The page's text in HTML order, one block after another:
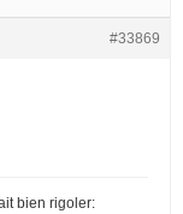
#33869
bien rigoler: